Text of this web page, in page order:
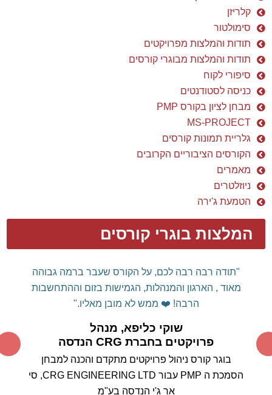
קלריזן
סימולטור
תודות והמלצות מפרויקטים
תודות והמלצות מבוגרי קורסים
סיפורי לקוח
כניסה לסטודנטים
מבחן לציון בקורס PMP
MS-PROJECT
גלריית תמונות קורסים
הקורסים הציבוריים הקרובים
מאמרים
ניוזלטרים
הטמעת ג'ירה
המלצות בוגרי קורסים
דן שלום רב,רצינו להודות אישית על הקורס המלמד
והמועיל.עשית לנו "סדר" בשימוש מושכלMS
PROJECTבכליהוכיצד ניתן לרתום אותו לטובתנו ולא
הרב ועל העצות החשובות.אין דומה לימוד כלי מסוג זה
ממומחה תוכן עם ניסיון רב שעוסק באופן פעיל בניהול
הפרויקטים, ללימוד קורס "בית ספר"
אין ספק
שהבחירה בך להעברת הקורס הייתה בחירה מוצלחת